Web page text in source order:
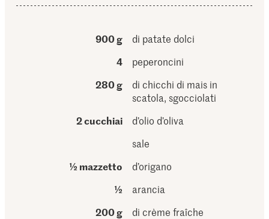
900 g
di patate dolci
4
peperoncini
280 g
di chicchi di mais in
scatola, sgocciolati
2 cucchiai
d’olio d’oliva
sale
½ mazzetto
d’origano
½
arancia
200 g
di crème fraîche